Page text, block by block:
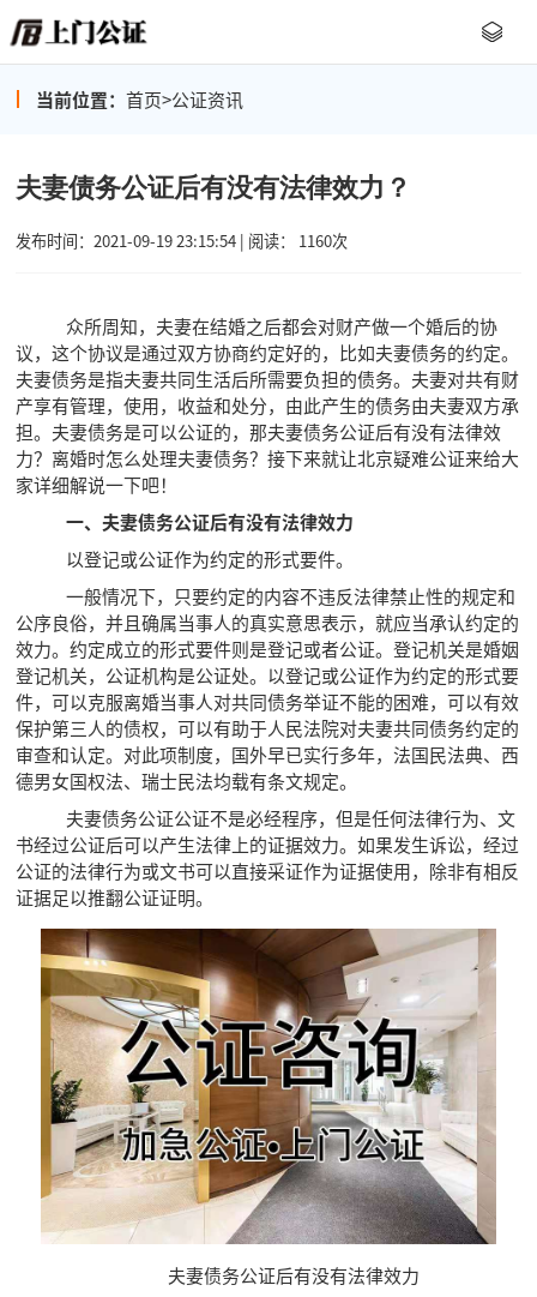
当前位置： 首页>公证资讯
夫妻债务公证后有没有法律效力？
发布时间：2021-09-19 23:15:54 | 阅读： 1160次
众所周知，夫妻在结婚之后都会对财产做一个婚后的协
议，这个协议是通过双方协商约定好的，比如夫妻债务的约定。
夫妻债务是指夫妻共同生活后所需要负担的债务。夫妻对共有财
产享有管理，使用，收益和处分，由此产生的债务由夫妻双方承
担。夫妻债务是可以公证的，那夫妻债务公证后有没有法律效
力？离婚时怎么处理夫妻债务？接下来就让北京疑难公证来给大
家详细解说一下吧！
一、夫妻债务公证后有没有法律效力
以登记或公证作为约定的形式要件。
一般情况下，只要约定的内容不违反法律禁止性的规定和
公序良俗，并且确属当事人的真实意思表示，就应当承认约定的
效力。约定成立的形式要件则是登记或者公证。登记机关是婚姻
登记机关，公证机构是公证处。以登记或公证作为约定的形式要
件，可以克服离婚当事人对共同债务举证不能的困难，可以有效
保护第三人的债权，可以有助于人民法院对夫妻共同债务约定的
审查和认定。对此项制度，国外早已实行多年，法国民法典、西
德男女国权法、瑞士民法均载有条文规定。
夫妻债务公证公证不是必经程序，但是任何法律行为、文
书经过公证后可以产生法律上的证据效力。如果发生诉讼，经过
公证的法律行为或文书可以直接采证作为证据使用，除非有相反
证据足以推翻公证证明。
夫妻债务公证后有没有法律效力